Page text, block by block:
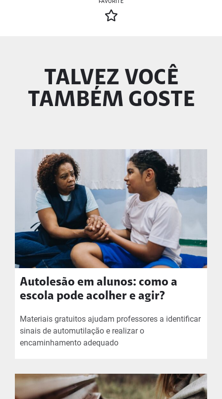
TALVEZ VOCÊ
TAMBÉM GOSTE
Autolesão em alunos: como a
escola pode acolher e agir?
Materiais gratuitos ajudam professores a identificar
sinais de automutilação e realizar o
encaminhamento adequado